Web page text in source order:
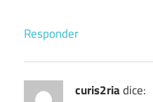
Responder
curis2riadice: